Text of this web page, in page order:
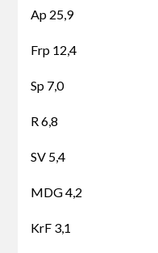
Ap 25,9
Frp 12,4
Sp 7,0
R 6,8
SV 5,4
MDG 4,2
KrF 3,1